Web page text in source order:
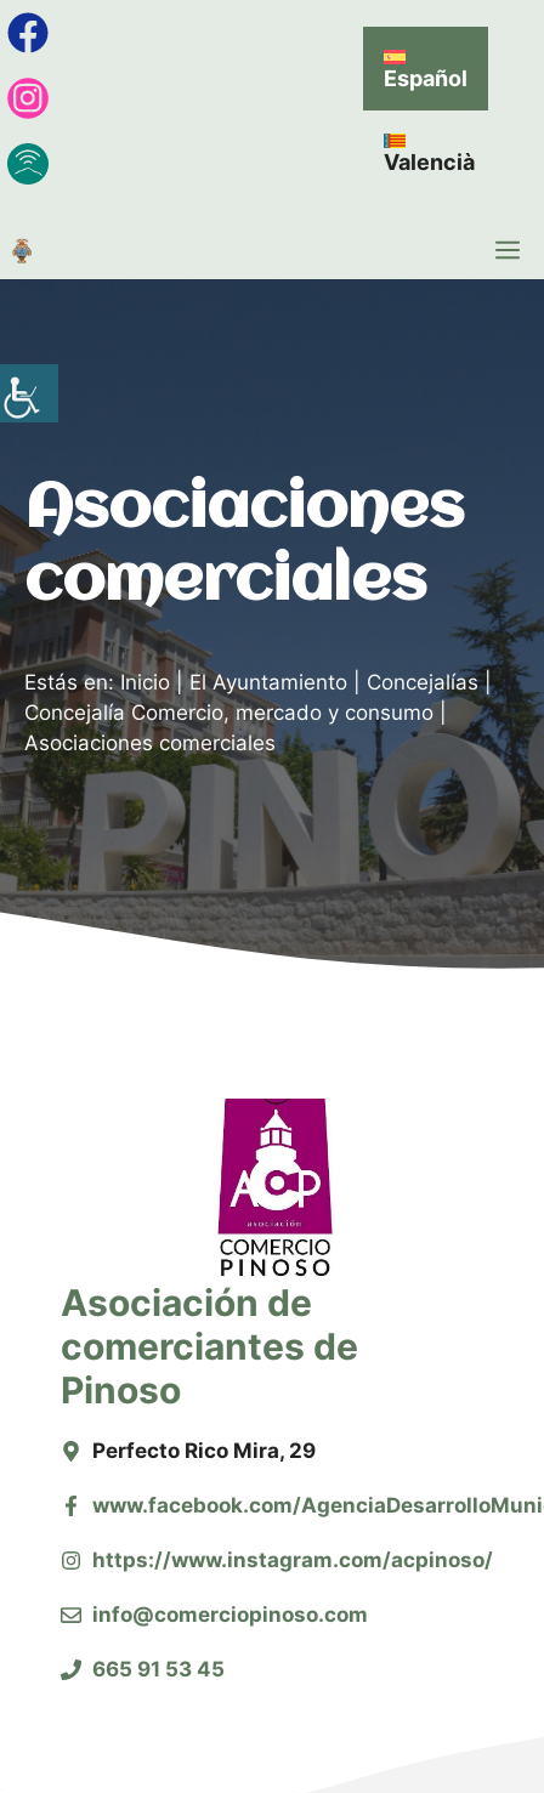
Español
Valencià
Asociaciones
comerciales
Estás en:Inicio |El Ayuntamiento Concejalías|
Concejalía Comercio, mercado y consumo
Asociaciones comerciales
Asociación de
comerciantes de
Pinoso
Perfecto Rico Mira, 29
www.facebook.com/
https://www.instagram.com/acpinoso/
info@comerciopinoso.com
665 91 53 45